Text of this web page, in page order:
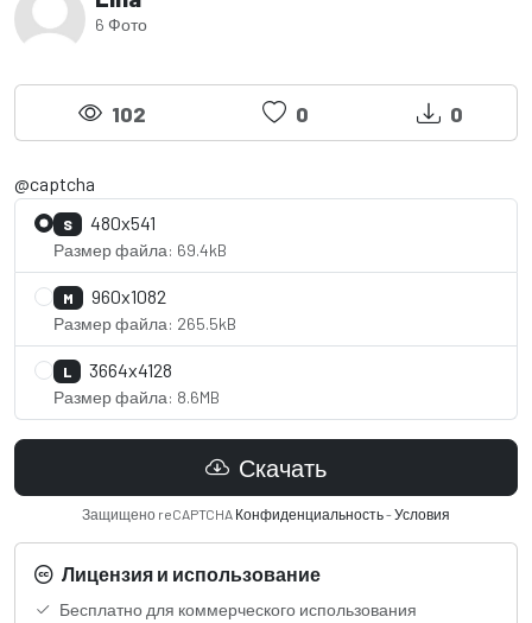
6 Фото
102 0 0
@captcha
S 480x541
Размер файла: 69.4kB
M 960x1082
Размер файла: 265.5kB
L 3664x4128
Размер файла: 8.6MB
Скачать
Защищено reCAPTCHA Конфиденциальность-Условия
Лицензия и использование
Бесплатно для коммерческого использования